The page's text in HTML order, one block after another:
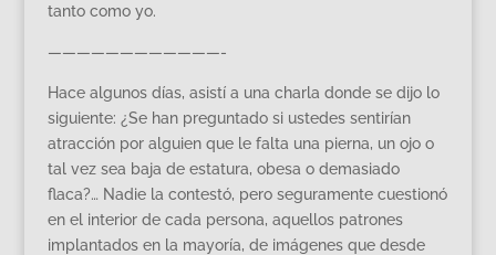
tanto como yo.
————————————-
Hace algunos días, asistí a una charla donde se dijo lo
siguiente: ¿Se han preguntado si ustedes sentirían
atracción por alguien que le falta una pierna, un ojo o
tal vez sea baja de estatura, obesa o demasiado
flaca?… Nadie la contestó, pero seguramente cuestionó
en el interior de cada persona, aquellos patrones
implantados en la mayoría, de imágenes que desde